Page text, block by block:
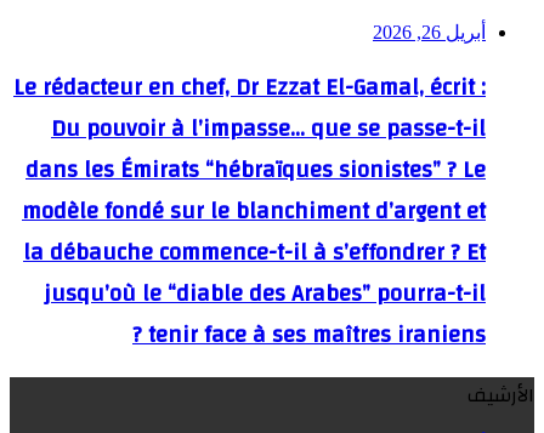
أبريل 26, 2026
Le rédacteur en chef, Dr Ezzat El-Gamal, écrit :
Du pouvoir à l’impasse… que se passe-t-il
dans les Émirats “hébraïques sionistes” ? Le
modèle fondé sur le blanchiment d’argent et
la débauche commence-t-il à s’effondrer ? Et
jusqu’où le “diable des Arabes” pourra-t-il
tenir face à ses maîtres iraniens ?
الأرشيف